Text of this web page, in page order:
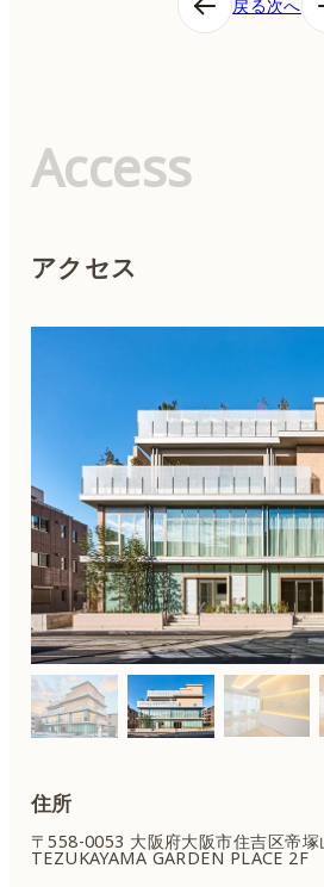
ン
戻る次へ
Access
アクセス
住所
〒558-0053 大阪府大阪市住吉区帝塚
TEZUKAYAMA GARDEN PLACE 2F